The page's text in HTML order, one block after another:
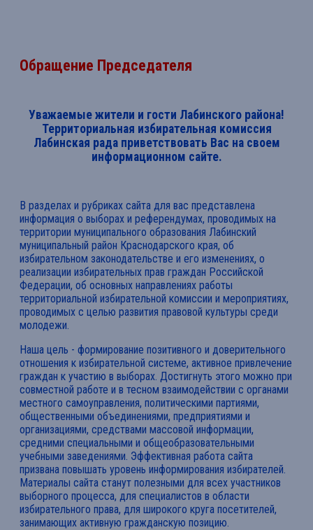
Обращение Председателя
Уважаемые жители и гости Лабинского района!
Территориальная избирательная комиссия
Лабинская рада приветствовать Вас на своем
информационном сайте.
В разделах и рубриках сайта для вас представлена
информация о выборах и референдумах, проводимых на
территории муниципального образования Лабинский
муниципальный район Краснодарского края, об
избирательном законодательстве и его изменениях, о
реализации избирательных прав граждан Российской
Федерации, об основных направлениях работы
территориальной избирательной комиссии и мероприятиях,
проводимых с целью развития правовой культуры среди
молодежи.
Наша цель - формирование позитивного и доверительного
отношения к избирательной системе, активное привлечение
граждан к участию в выборах. Достигнуть этого можно при
совместной работе и в тесном взаимодействии с органами
местного самоуправления, политическими партиями,
общественными объединениями, предприятиями и
организациями, средствами массовой информации,
средними специальными и общеобразовательными
учебными заведениями. Эффективная работа сайта
призвана повышать уровень информирования избирателей.
Материалы сайта станут полезными для всех участников
выборного процесса, для специалистов в области
избирательного права, для широкого круга посетителей,
занимающих активную гражданскую позицию.